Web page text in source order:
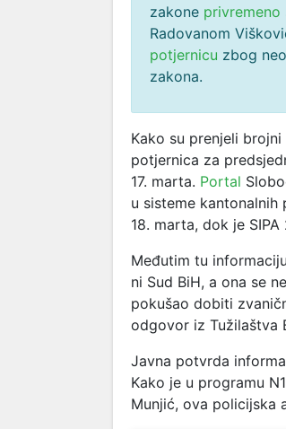
zakone privremeno
Radovanom
potjernicu zbog
zakona.
Kako su prenjeli
potjernica za
17. marta. Portal
u sisteme
18. marta, dok je
Međutim tu
ni Sud BiH, a ona se
pokušao dobiti
odgovor iz Tužilaštva
Javna potvrda
Kako je u programu
Munjić, ova policijska